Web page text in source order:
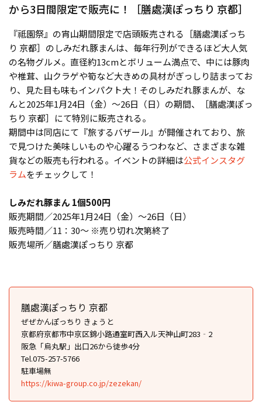
から3日間限定で販売に！［膳處漢ぽっちり 京都］
『祗園祭』の宵山期間限定で店頭販売される［膳處漢ぽっち
り 京都］のしみだれ豚まんは、毎年行列ができるほど大人気
の名物グルメ。直径約13cmとボリューム満点で、中には豚肉
や椎茸、山クラゲや筍など大きめの具材がぎっしり詰まってお
り、見た目も味もインパクト大！そのしみだれ豚まんが、な
んと2025年1月24日（金）〜26日（日）の期間、［膳處漢ぽっ
ちり 京都］にて特別に販売される。
期間中は同店にて『旅するバザール』が開催されており、旅
で見つけた美味しいものや心躍るうつわなど、さまざまな雑
貨などの販売も行われる。イベントの詳細は公式インスタグ
ラムをチェックして！
しみだれ豚まん 1個500円
販売期間／2025年1月24日（金）〜26日（日）
販売時間／11：30〜 ※売り切れ次第終了
販売場所／膳處漢ぽっちり 京都
膳處漢ぽっちり 京都
ぜぜかんぽっちり きょうと
京都府京都市中京区錦小路通室町西入ル天神山町283‐2
阪急「烏丸駅」出口26から徒歩4分
Tel.075-257-5766
駐車場無
https://kiwa-group.co.jp/zezekan/